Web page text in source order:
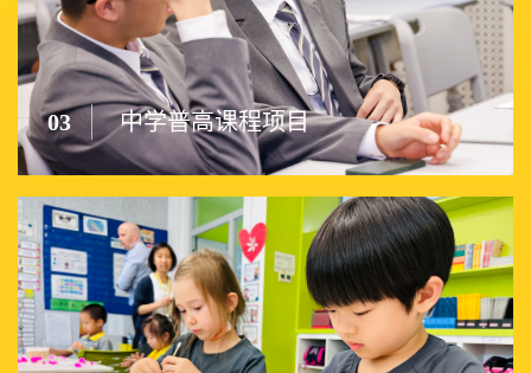
03 中学普高课程项目